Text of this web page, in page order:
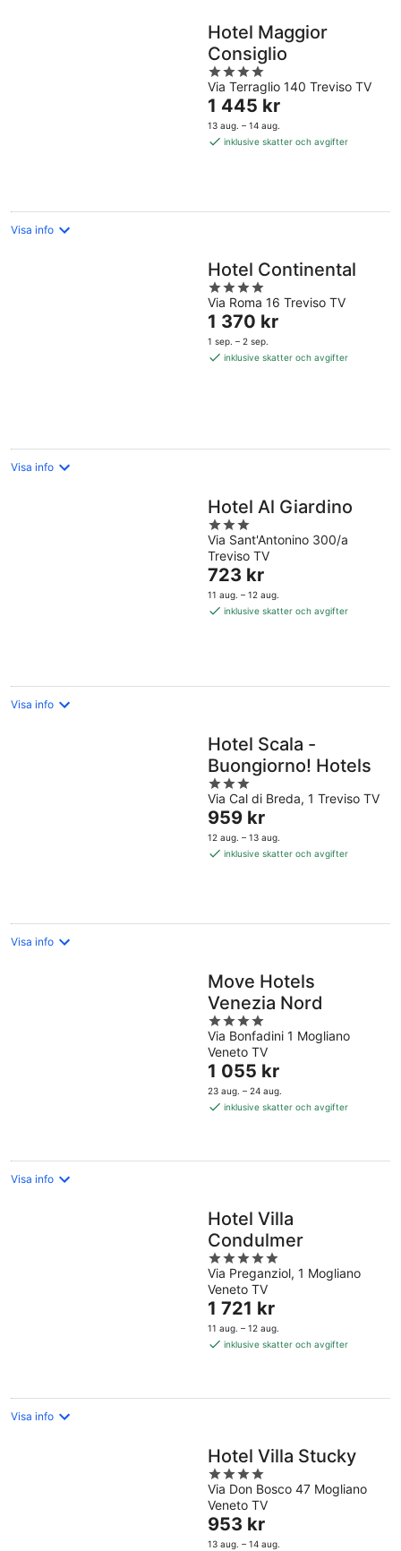
Hotel Maggior
Consiglio
4
out
of
5
Via Terraglio 140 Treviso TV
Priset
är
1 445 kr
1 445 kr
13 aug. – 14 aug.
inklusive skatter och avgifter
Visa info
Hotel Continental
4
out
of
5
Via Roma 16 Treviso TV
Priset
är
1 370 kr
1 370 kr
1 sep. – 2 sep.
inklusive skatter och avgifter
Visa info
Hotel Al Giardino
3
out
of
5
Via Sant'Antonino 300/a
Treviso TV
Priset
är
723 kr
723 kr
11 aug. – 12 aug.
inklusive skatter och avgifter
Visa info
Hotel Scala -
Buongiorno! Hotels
3
out
of
5
Via Cal di Breda, 1 Treviso TV
Priset
är
959 kr
959 kr
12 aug. – 13 aug.
inklusive skatter och avgifter
Visa info
Move Hotels
Venezia Nord
4
out
of
5
Via Bonfadini 1 Mogliano
Veneto TV
Priset
är
1 055 kr
1 055 kr
23 aug. – 24 aug.
inklusive skatter och avgifter
Visa info
Hotel Villa
Condulmer
5
out
of
5
Via Preganziol, 1 Mogliano
Veneto TV
Priset
är
1 721 kr
1 721 kr
11 aug. – 12 aug.
inklusive skatter och avgifter
Visa info
Hotel Villa Stucky
4
out
of
5
Via Don Bosco 47 Mogliano
Veneto TV
Priset
är
953 kr
13 aug. – 14 aug.